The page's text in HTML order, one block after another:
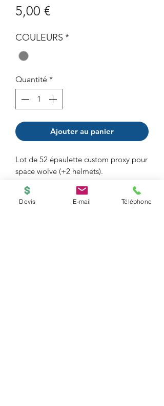
5,00 €Prix
COULEURS *
Quantité *
Ajouter au panier
Lot de 52 épaulette custom proxy pour
space wolve (+2 helmets).
Devis E-mail Téléphone